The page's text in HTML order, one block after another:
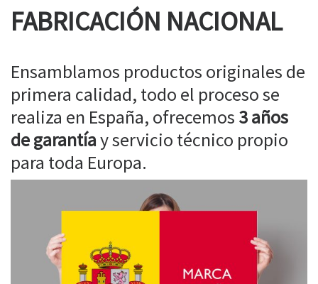
FABRICACIÓN NACIONAL
Ensamblamos productos originales de
primera calidad, todo el proceso se
realiza en España, ofrecemos 3 años
de garantíay servicio técnico propio
para toda Europa.